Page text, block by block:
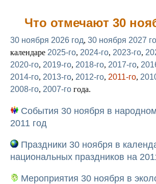
Что отмечают 30
30 ноября 2026 год, 30 ноября 2027
календаре 2025-го, 2024-го, 2023-го,
2020-го, 2019-го, 2018-го, 2017-го,
2014-го, 2013-го, 2012-го, 2011-го,
2008-го, 2007-го года.
События 30 ноября в
2011 год
Праздники 30 ноября в
национальных праздников на
Мероприятия 30 ноября в